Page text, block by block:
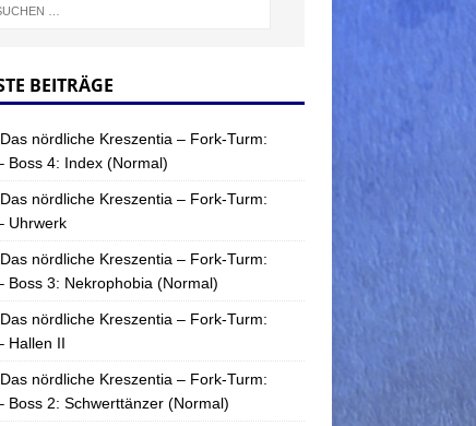
BEITRÄGE
nördliche Kreszentia – Fork-Turm:
Boss 4: Index (Normal)
nördliche Kreszentia – Fork-Turm:
Uhrwerk
nördliche Kreszentia – Fork-Turm:
Boss 3: Nekrophobia (Normal)
nördliche Kreszentia – Fork-Turm:
Hallen II
nördliche Kreszentia – Fork-Turm:
Boss 2: Schwerttänzer (Normal)